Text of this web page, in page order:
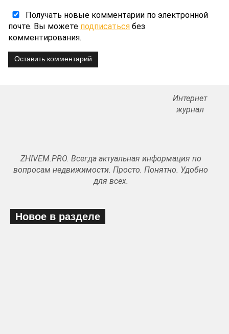
Получать новые комментарии по электронной
почте. Вы можете подписаться без
комментирования.
Оставить комментарий
Интернет
журнал
ZHIVEM.PRO. Всегда актуальная информация по
вопросам недвижимости. Просто. Понятно. Удобно
для всех.
Новое в разделе